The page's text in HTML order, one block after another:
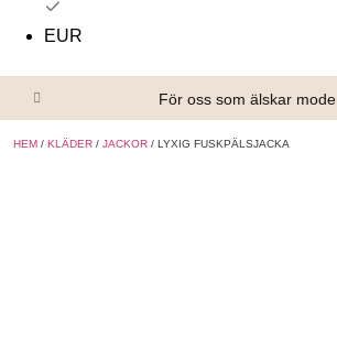
EUR
För oss som älskar mode
HEM / KLÄDER / JACKOR / LYXIG FUSKPÄLSJACKA